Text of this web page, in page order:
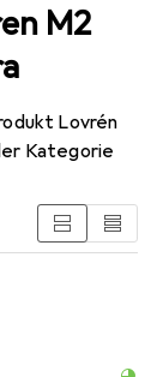
M2
Lovrén
Kategorie